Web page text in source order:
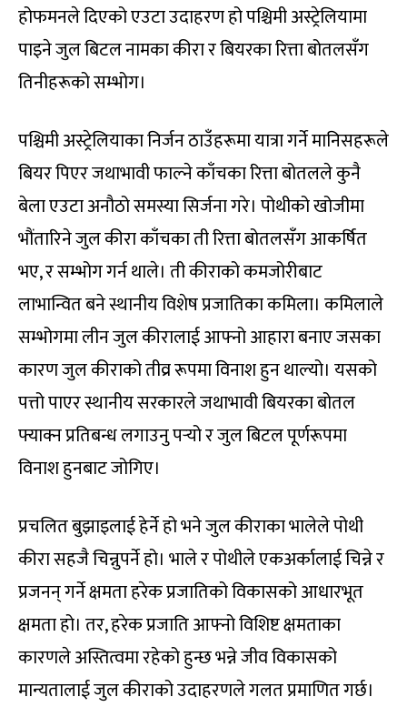
होफमनले दिएको एउटा उदाहरण हो पश्चिमी अस्ट्रेलियामा
पाइने जुल बिटल नामका कीरा र बियरका रित्ता बोतलसँग
तिनीहरूको सम्भोग।
पश्चिमी अस्ट्रेलियाका निर्जन ठाउँहरूमा यात्रा गर्ने मानिसहरूले
बियर पिएर जथाभावी फाल्ने काँचका रित्ता बोतलले कुनै
बेला एउटा अनौठो समस्या सिर्जना गरे। पोथीको खोजीमा
भौंतारिने जुल कीरा काँचका ती रित्ता बोतलसँग आकर्षित
भए, र सम्भोग गर्न थाले। ती कीराको कमजोरीबाट
लाभान्वित बने स्थानीय विशेष प्रजातिका कमिला। कमिलाले
सम्भोगमा लीन जुल कीरालाई आफ्नो आहारा बनाए जसका
कारण जुल कीराको तीव्र रूपमा विनाश हुन थाल्यो। यसको
पत्तो पाएर स्थानीय सरकारले जथाभावी बियरका बोतल
फ्याक्न प्रतिबन्ध लगाउनु पर्‍यो र जुल बिटल पूर्णरूपमा
विनाश हुनबाट जोगिए।
प्रचलित बुझाइलाई हेर्ने हो भने जुल कीराका भालेले पोथी
कीरा सहजै चिन्नुपर्ने हो। भाले र पोथीले एकअर्कालाई चिन्ने र
प्रजनन् गर्ने क्षमता हरेक प्रजातिको विकासको आधारभूत
क्षमता हो। तर, हरेक प्रजाति आफ्नो विशिष्ट क्षमताका
कारणले अस्तित्वमा रहेको हुन्छ भन्ने जीव विकासको
मान्यतालाई जुल कीराको उदाहरणले गलत प्रमाणित गर्छ।